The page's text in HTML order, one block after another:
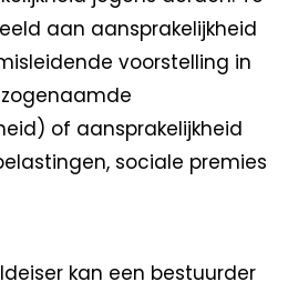
aan aansprakelijkheid
voorstelling in
of aansprakelijkheid
sociale premies
kan een bestuurder